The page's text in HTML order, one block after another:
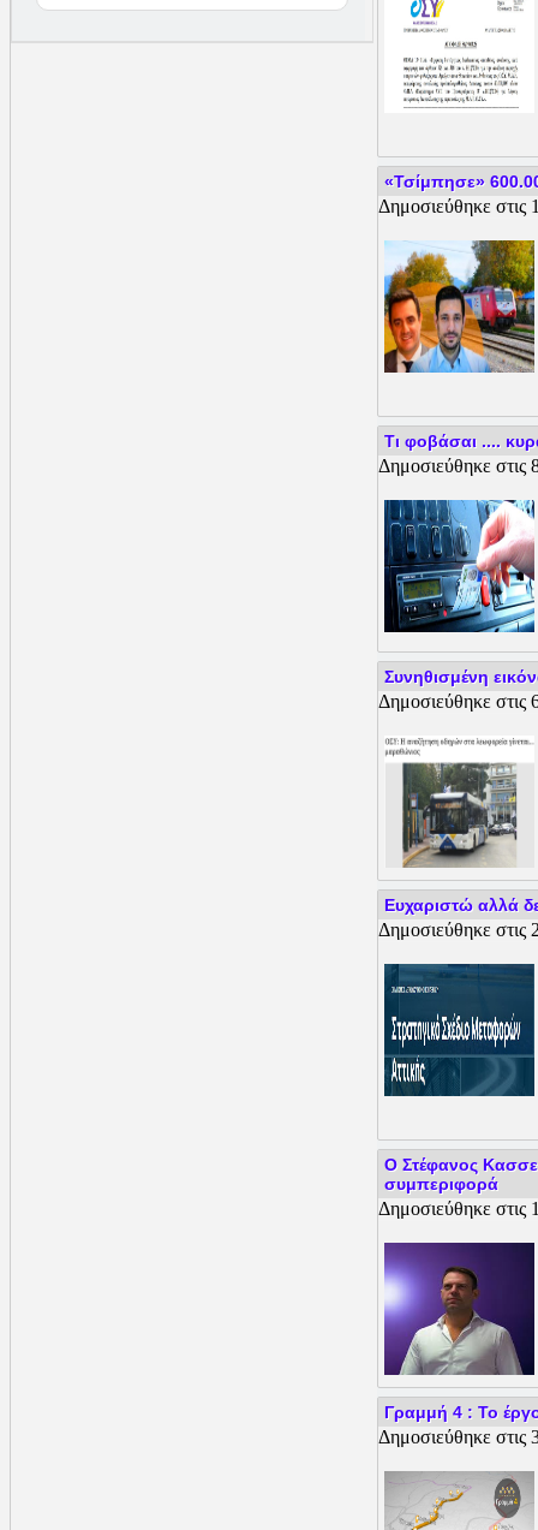
«Τσίμπησε»
Δημοσιεύθηκε στις
Τι φοβάσαι ....
Δημοσιεύθηκε στις
Συνηθισμένη
Δημοσιεύθηκε στις
Ευχαριστώ αλλά
Δημοσιεύθηκε στις
Ο Στέφανος
συμπεριφορά
Δημοσιεύθηκε στις
Γραμμή 4 : Το έργο
Δημοσιεύθηκε στις